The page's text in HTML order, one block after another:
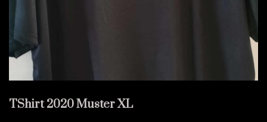
TShirt 2020 Muster XL